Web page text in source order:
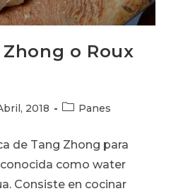
o Roux
2018
Categoría
entrada:
Panes
de Tang Zhong para
como water
Consiste en cocinar